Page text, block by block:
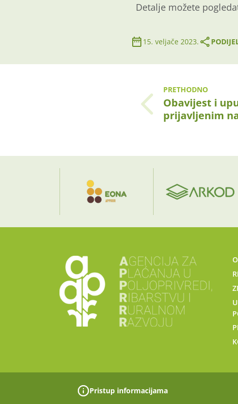
Detalje možete
15. veljače 2023.
PRETHODNO
Obavijest i
prijavljenim
Pristup informacijama